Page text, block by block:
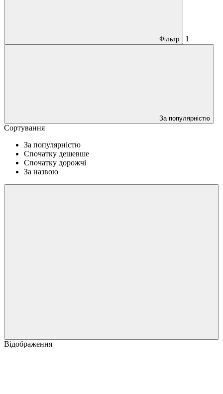
Фільтр 1
За популярністю
Сортування
За популярністю
Спочатку дешевше
Спочатку дорожчі
За назвою
Відображення